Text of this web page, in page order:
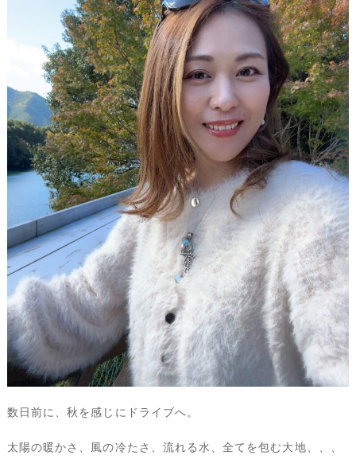
数日前に、秋を感じにドライブへ。
太陽の暖かさ、風の冷たさ、流れる水、全てを包む大地、、、